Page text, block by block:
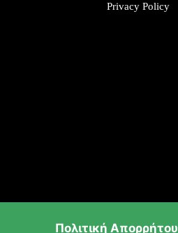
Privacy Policy
Πολιτική Απορρήτου